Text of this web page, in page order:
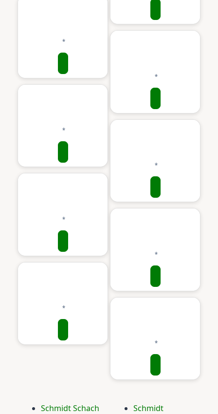
Schmidt Schach
Schmidt